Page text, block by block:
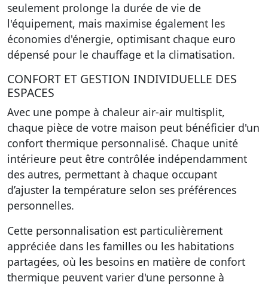
seulement prolonge la durée de vie de
l'équipement, mais maximise également les
économies d'énergie, optimisant chaque euro
dépensé pour le chauffage et la climatisation.
CONFORT ET GESTION INDIVIDUELLE DES
ESPACES
Avec une pompe à chaleur air-air multisplit,
chaque pièce de votre maison peut bénéficier d'un
confort thermique personnalisé. Chaque unité
intérieure peut être contrôlée indépendamment
des autres, permettant à chaque occupant
d’ajuster la température selon ses préférences
personnelles.
Cette personnalisation est particulièrement
appréciée dans les familles ou les habitations
partagées, où les besoins en matière de confort
thermique peuvent varier d'une personne à